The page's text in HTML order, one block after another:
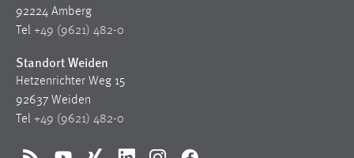
92224 Amberg
Tel +49 (9621) 482-0
Standort Weiden
Hetzenrichter Weg 15
92637 Weiden
Tel +49 (9621) 482-0